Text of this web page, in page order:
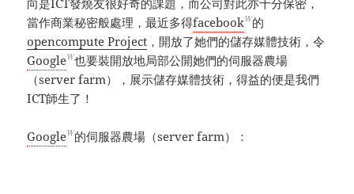
當作商業秘密般處理，最近多得facebookW的
opencompute Project ，開放了她們的儲存媒體技術，令
GoogleW也要裝開放地局部公開她們的伺服器農場
（server farm），展示儲存媒體技術，得益的便是我們
ICT師生了！
GoogleW的伺服器農場（server farm）：